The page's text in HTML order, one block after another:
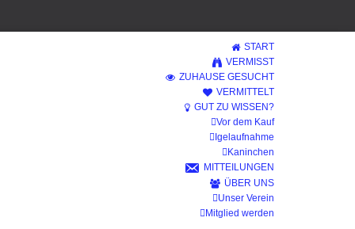
START
VERMISST
ZUHAUSE GESUCHT
VERMITTELT
GUT ZU WISSEN?
Vor dem Kauf
Igelaufnahme
Kaninchen
MITTEILUNGEN
ÜBER UNS
Unser Verein
Mitglied werden